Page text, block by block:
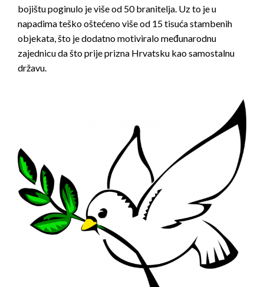
bojištu poginulo je više od 50 branitelja. Uz to je u
napadima teško oštećeno više od 15 tisuća stambenih
objekata, što je dodatno motiviralo međunarodnu
zajednicu da što prije prizna Hrvatsku kao samostalnu
državu.